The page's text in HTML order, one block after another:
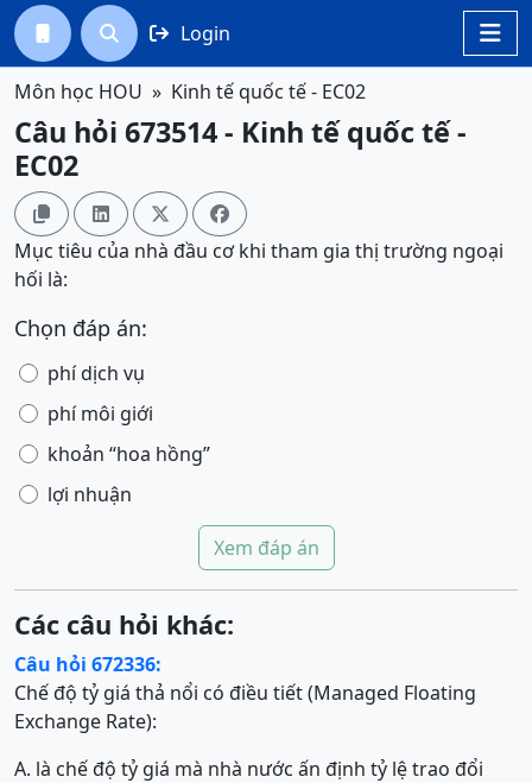

  Login
Môn học HOU Kinh tế quốc tế - EC02
Câu hỏi 673514 - Kinh tế quốc tế -
EC02
   
Mục tiêu của nhà đầu cơ khi tham gia thị trường ngoại
hối là:
Chọn đáp án:
phí dịch vụ
phí môi giới
khoản “hoa hồng”
lợi nhuận
Xem đáp án
Các câu hỏi khác:
Câu hỏi 672336:
Chế độ tỷ giá thả nổi có điều tiết (Managed Floating
Exchange Rate):
A. là chế độ tỷ giá mà nhà nước ấn định tỷ lệ trao đổi